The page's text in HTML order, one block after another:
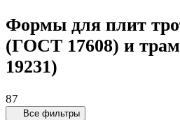
Формы для плит
(ГОСТ 17608) и
19231)
87
Все фильтры